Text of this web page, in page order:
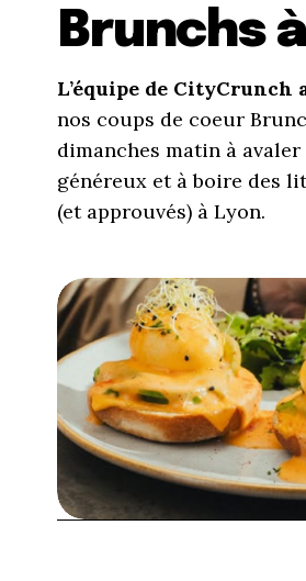
Brunchs
L’équipe de CityCrunch
nos coups de coeur
dimanches matin à
généreux et à boire des
(et approuvés) à Lyon.